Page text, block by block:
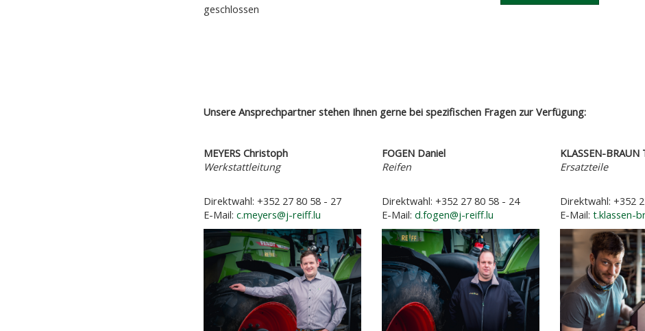
geschlossen
Unsere Ansprechpartner stehen Ihnen gerne bei spezifischen Fragen zur Verfügung:
MEYERS Christoph
Werkstattleitung
Direktwahl: +352 27 80 58 - 27
E-Mail: c.meyers@j-reiff.lu
FOGEN Daniel
Reifen
Direktwahl: +352 27 80 58 - 24
E-Mail: d.fogen@j-reiff.lu
KLASSEN-
Direktwahl: +352
E-Mail: t.klassen-